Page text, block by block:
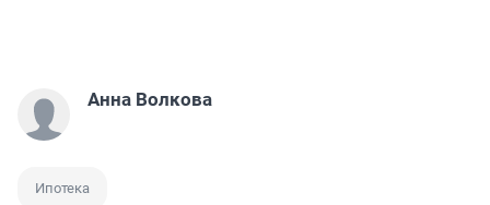
Анна Волкова
Ипотека